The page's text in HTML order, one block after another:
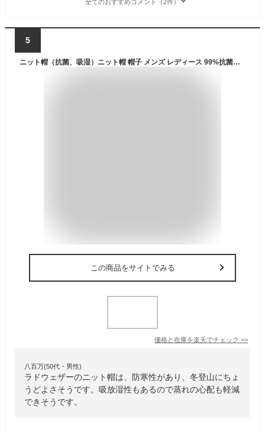
全てのおすすめコメント（2件）
5
ニット帽（抗菌、吸湿）ニット帽 帽子 メンズ レディース 99%抗菌で臭わない 吸放湿で蒸れない ビーニー ニットキャップ ニット帽子 ニット 防寒 冬 秋 春 登山/アウトドア/自転車/バイク/通勤/通学 ブランド 【LAD WEATHER ラドウェザー】
この商品をサイトでみる
価格と在庫を楽天でチェック >>
八百万(50代・男性)
ラドウェザーのニット帽は、防寒性があり、冬登山にちょ
うどよさそうです。吸放湿性もあるので蒸れの心配も軽減
できそうです。